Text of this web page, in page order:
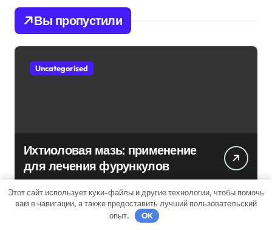
Вы пропустили
Uncategorised
Ихтиоловая мазь: применение
для лечения фурункулов
Этот сайт использует куки-файлы и другие технологии, чтобы помочь
вам в навигации, а также предоставить лучший пользовательский
опыт.
OK